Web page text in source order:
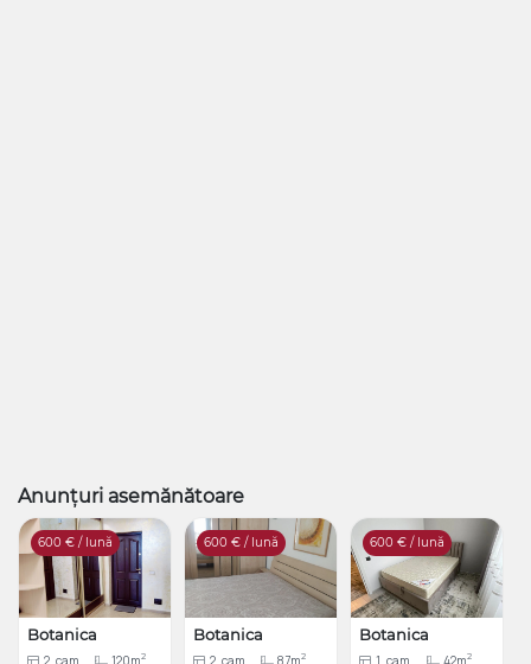
Anunțuri asemănătoare
600 € / lună
Botanica
2
600 € / lună
Botanica
2
600 € / lună
Botanica
2